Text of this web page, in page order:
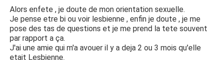
Alors enfete , je doute de mon orientation sexuelle.
Je pense etre bi ou voir lesbienne , enfin je doute , je me
pose des tas de questions et je me prend la tete souvent
par rapport a ça.
J'ai une amie qui m'a avouer il y a deja 2 ou 3 mois qu'elle
etait Lesbienne.